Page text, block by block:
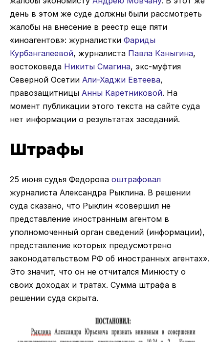
день в этом же суде должны были рассмотреть
жалобы на внесение в реестр еще пяти
«иноагентов»: журналистки Фариды
Курбангалеевой, журналиста Павла Каныгина,
востоковеда Никиты Смагина, экс-муфтия
Северной Осетии Али-Хаджи Евтеева,
правозащитницы Анны Каретниковой. На
момент публикации этого текста на сайте суда
нет информации о результатах заседаний.
Штрафы
25 июня судья Федорова оштрафовал
журналиста Александра Рыклина. В решении
суда сказано, что Рыклин «совершил не
представление иностранным агентом в
уполномоченный орган сведений (информации),
представление которых предусмотрено
законодательством РФ об иностранных агентах».
Это значит, что он не отчитался Минюсту о
своих доходах и тратах. Сумма штрафа в
решении суда скрыта.